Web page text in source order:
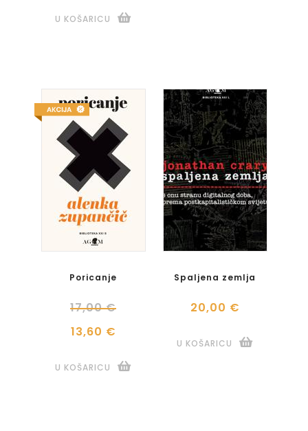
U KOŠARICU
Poricanje
17,00 €
13,60 €
U KOŠARICU
Spaljena zemlja
20,00 €
U KOŠARICU